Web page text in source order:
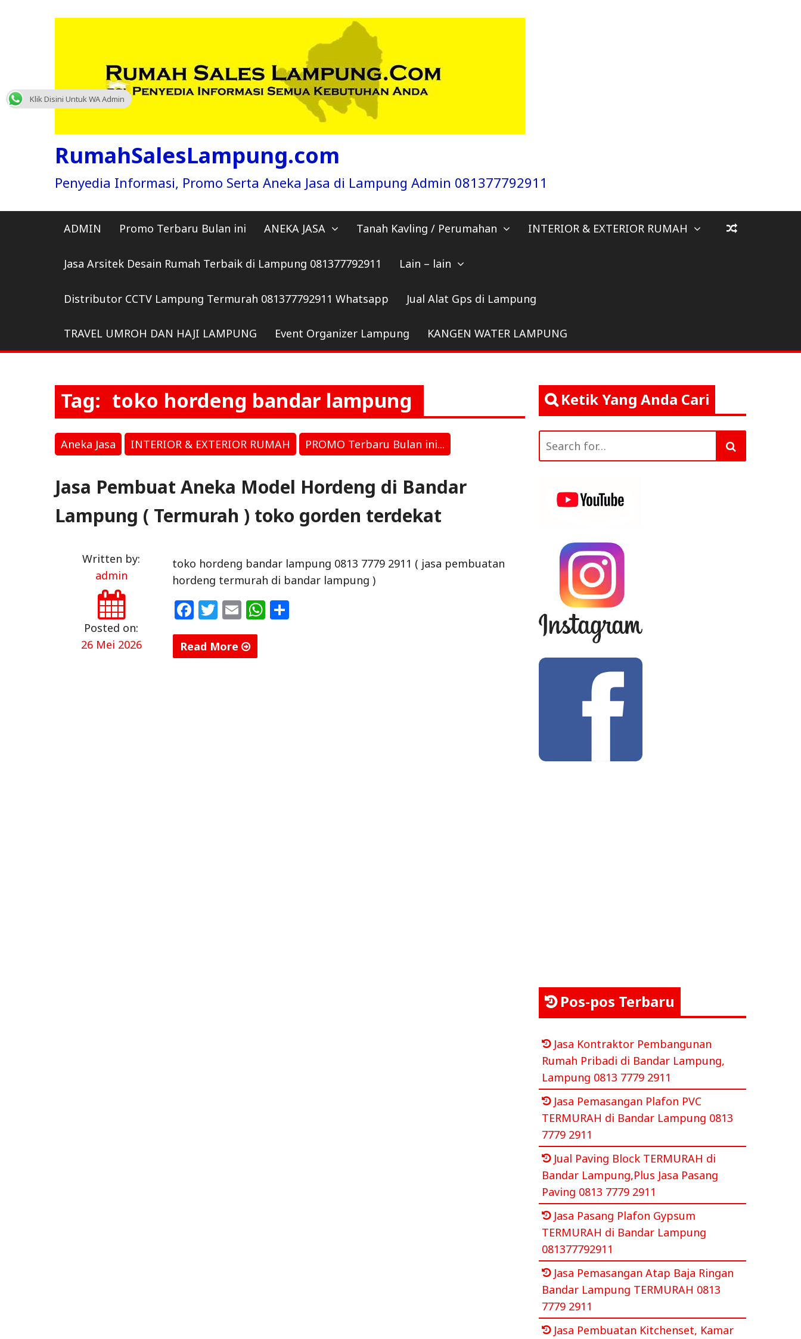
RumahSalesLampung.com
Penyedia Informasi, Promo Serta Aneka Jasa di Lampung Admin 081377792911
ADMIN Promo Terbaru Bulan ini ANEKA JASA Tanah Kavling / Perumahan INTERIOR & EXTERIOR RUMAH
Jasa Arsitek Desain Rumah Terbaik di Lampung 081377792911 Lain – lain
Distributor CCTV Lampung Termurah 081377792911 Whatsapp Jual Alat Gps di Lampung
TRAVEL UMROH DAN HAJI LAMPUNG Event Organizer Lampung KANGEN WATER LAMPUNG
Tag: toko hordeng bandar lampung
Aneka Jasa INTERIOR & EXTERIOR RUMAH PROMO Terbaru Bulan ini...
Jasa Pembuat Aneka Model Hordeng di Bandar
Lampung ( Termurah ) toko gorden terdekat
Written by:
admin
Posted on:
26 Mei 2026
toko hordeng bandar lampung 0813 7779 2911 ( jasa pembuatan
hordeng termurah di bandar lampung )
F
a
c
e
T
w
itt
e
E
m
ai
l
W
Read More
Ketik Yang Anda Cari
for:
Pos-pos Terbaru
Jasa Kontraktor Pembangunan
Rumah Pribadi di Bandar Lampung,
Lampung 0813 7779 2911
Jasa Pemasangan Plafon PVC
TERMURAH di Bandar Lampung 0813
7779 2911
Jual Paving Block TERMURAH di
Bandar Lampung,Plus Jasa Pasang
Paving 0813 7779 2911
Jasa Pasang Plafon Gypsum
TERMURAH di Bandar Lampung
081377792911
Jasa Pemasangan Atap Baja Ringan
Bandar Lampung TERMURAH 0813
7779 2911
Jasa Pembuatan Kitchenset, Kamar
Klik Disini Untuk WA Admin